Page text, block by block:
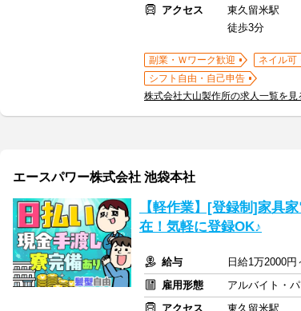
アクセス
東久留米駅
徒歩3分
副業・Ｗワーク歓迎 ネイル可
シフト自由・自己申告
株式会社大山製作所の求人一覧を見
エースパワー株式会社 池袋本社
【軽作業】[登録制]家具
在！気軽に登録OK♪
給与
日給1万2000
雇用形態
アルバイト・パ
アクセス
東久留米駅